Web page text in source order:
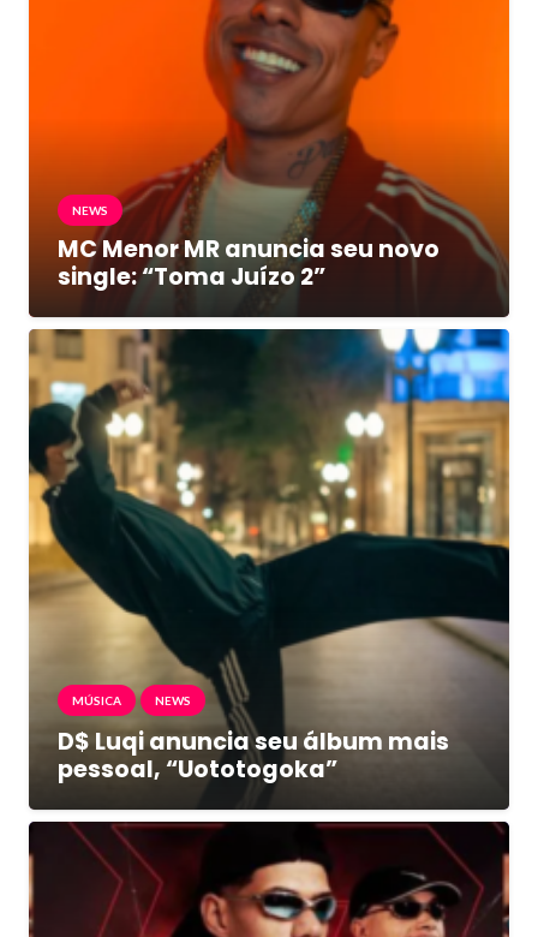
NEWS
MC Menor MR anuncia seu novo
single: “Toma Juízo 2”
MÚSICA NEWS
D$ Luqi anuncia seu álbum mais
pessoal, “Uototogoka”